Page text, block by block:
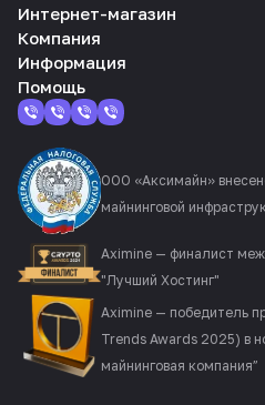
Интернет-магазин
Компания
Информация
Помощь
ООО «Аксимайн»
майнинговой
Aximine — финалист
"Лучший Хостинг"
Aximine — победитель
Trends Awards 2025) в
майнинговая компания”